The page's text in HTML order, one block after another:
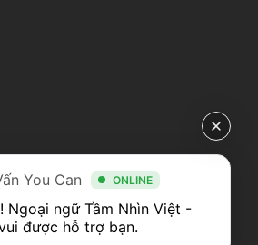
You Can ONLINE
Ngoại ngữ Tầm Nhìn Việt -
được hỗ trợ bạn.